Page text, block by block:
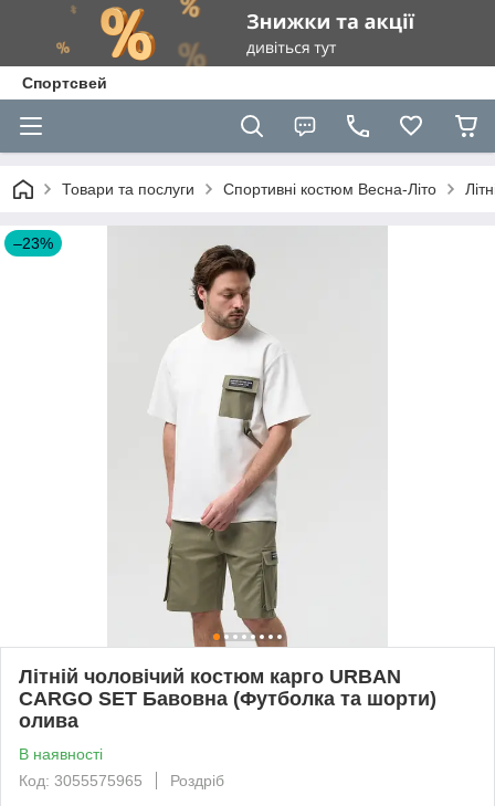
Спортсвей
Товари та послуги Спортивні костюм Весна-Літо
–23%
Літній чоловічий костюм карго URBAN
CARGO SET Бавовна (Футболка та шорти)
олива
В наявності
Код: 3055575965
Роздріб